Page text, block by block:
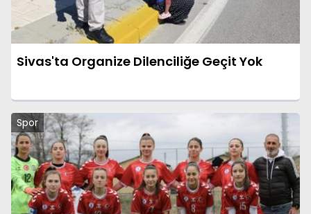
Sivas'ta Organize Dilenciliğe Geçit Yok
Spor